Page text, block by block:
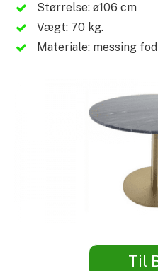
Størrelse: ø106 cm
Vægt: 70 kg.
Materiale: messing
Til